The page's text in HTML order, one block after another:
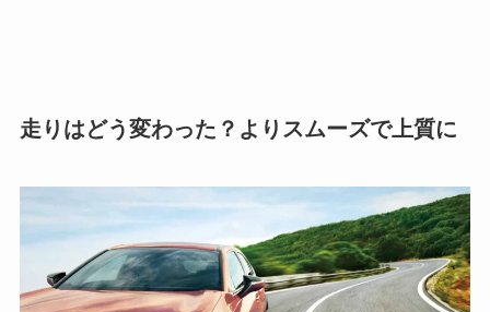
走りはどう変わった？よりスムーズで上質に